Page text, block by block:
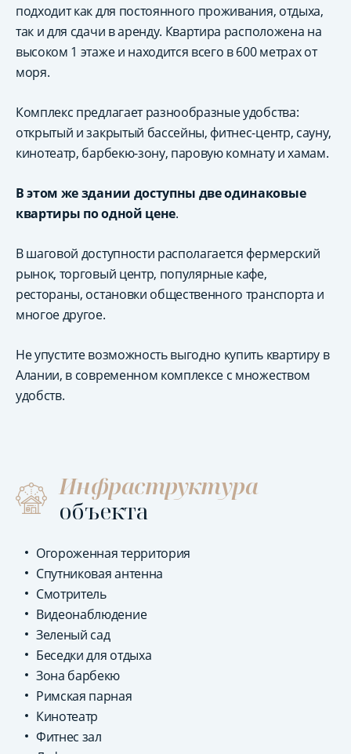
подходит как для постоянного проживания, отдыха,
так и для сдачи в аренду. Квартира расположена на
высоком 1 этаже и находится всего в 600 метрах от
моря.
Комплекс предлагает разнообразные удобства:
открытый и закрытый бассейны, фитнес-центр, сауну,
кинотеатр, барбекю-зону, паровую комнату и хамам.
В этом же здании доступны две одинаковые
квартиры по одной цене.
В шаговой доступности располагается фермерский
рынок, торговый центр, популярные кафе,
рестораны, остановки общественного транспорта и
многое другое.
Не упустите возможность выгодно купить квартиру в
Алании, в современном комплексе с множеством
удобств.
Инфраструктура
объекта
Огороженная территория
Спутниковая антенна
Смотритель
Видеонаблюдение
Зеленый сад
Беседки для отдыха
Зона барбекю
Римская парная
Кинотеатр
Фитнес зал